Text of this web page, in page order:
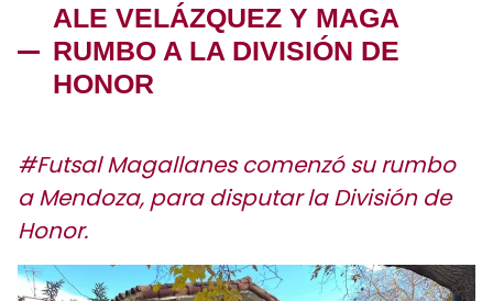
ALE VELÁZQUEZ Y MAGA
RUMBO A LA DIVISIÓN DE
HONOR
#Futsal Magallanes comenzó su rumbo
a Mendoza, para disputar la División de
Honor.